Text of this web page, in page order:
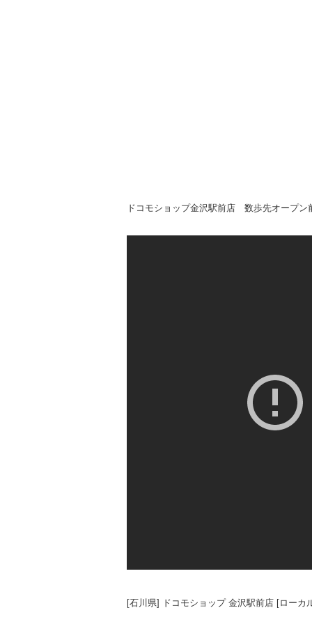
ドコモショップ金沢駅前店 数歩先オープン
[石川県] ドコモショップ 金沢駅前店 [ローカ